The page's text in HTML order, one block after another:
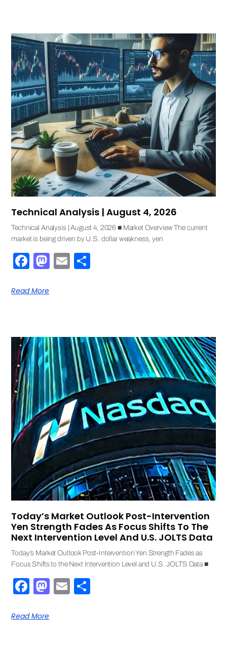
Technical Analysis | August 4, 2026
Technical Analysis | August 4, 2026 ■ Market Overview The current
market is being driven by U.S. dollar weakness, yen
Facebook
Mastodon
Email
Read More
Today’s Market Outlook Post-Intervention
Yen Strength Fades As Focus Shifts To The
Next Intervention Level And U.S. JOLTS Data
Today’s Market Outlook Post-Intervention Yen Strength Fades as
Focus Shifts to the Next Intervention Level and U.S. JOLTS Data ■
Facebook
Mastodon
Email
Read More